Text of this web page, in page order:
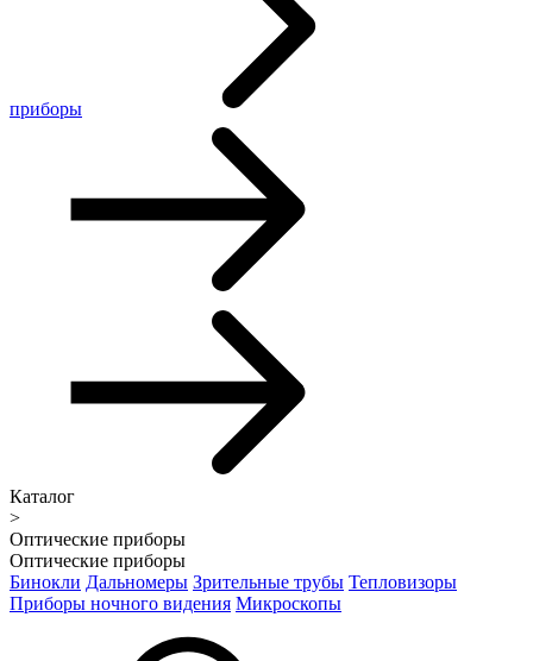
приборы
Каталог
>
Оптические приборы
Оптические приборы
Бинокли Дальномеры Зрительные трубы Тепловизоры
Приборы ночного видения Микроскопы